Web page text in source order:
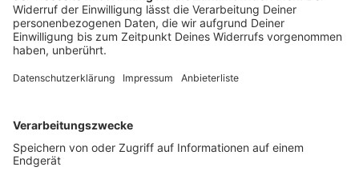
Abwechslung und Stimmung bei den Zuschauern -
sowohl im Stadion als auch zuhause - zu sorgen. In den
vergangenen Jahren lieferten beispielsweise Rihanna,
Lamar und Mary J Blige Mega-Shows ab.
Usher wird im Übrigen wohl nicht alleine auftreten. Er
kündigte im Vorfeld "wichtige Gäste" für die
Halbzeitshow an, die den R&B prägen würden. Und